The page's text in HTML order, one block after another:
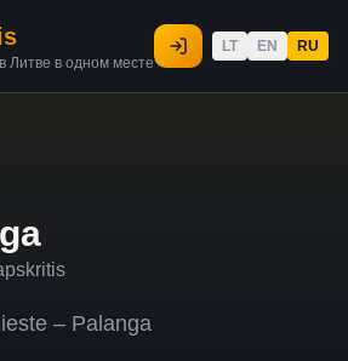
Литве в одном месте
LT EN RU
– Palanga